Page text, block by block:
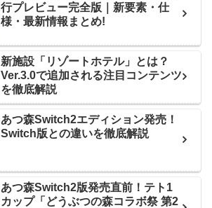
行プレビュー完全版｜新要素・仕
様・最新情報まとめ!
新施設「リゾートホテル」とは？
Ver.3.0で追加される注目コンテンツ
を徹底解説
あつ森Switch2エディション発売！
Switch版との違いを徹底解説
あつ森Switch2版発売直前！テト1
カップ「どうぶつの森コラボ祭 第2